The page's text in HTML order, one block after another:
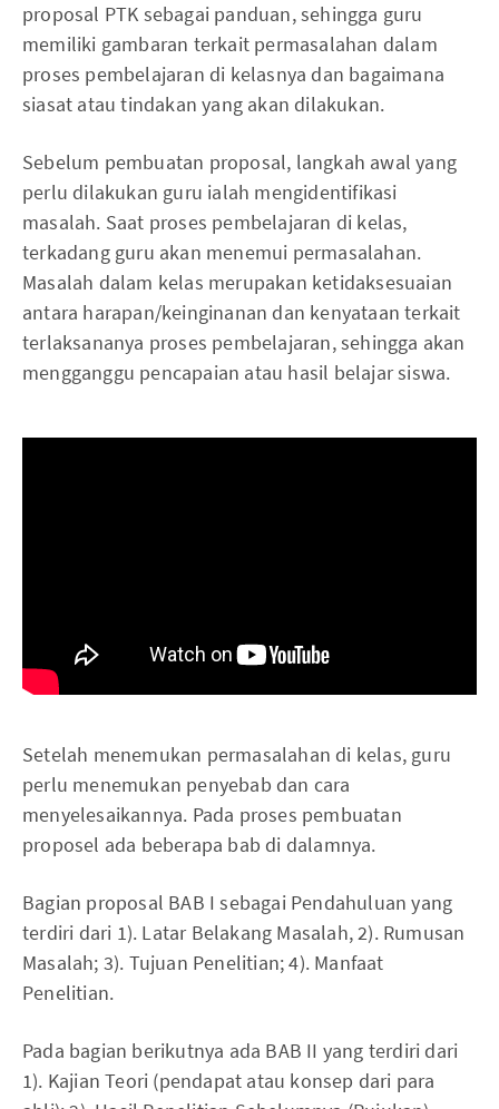
proposal PTK sebagai panduan, sehingga guru
memiliki gambaran terkait permasalahan dalam
proses pembelajaran di kelasnya dan bagaimana
siasat atau tindakan yang akan dilakukan.
Sebelum pembuatan proposal, langkah awal yang
perlu dilakukan guru ialah mengidentifikasi
masalah. Saat proses pembelajaran di kelas,
terkadang guru akan menemui permasalahan.
Masalah dalam kelas merupakan ketidaksesuaian
antara harapan/keinginanan dan kenyataan terkait
terlaksananya proses pembelajaran, sehingga akan
mengganggu pencapaian atau hasil belajar siswa.
Setelah menemukan permasalahan di kelas, guru
perlu menemukan penyebab dan cara
menyelesaikannya. Pada proses pembuatan
proposel ada beberapa bab di dalamnya.
Bagian proposal BAB I sebagai Pendahuluan yang
terdiri dari 1). Latar Belakang Masalah, 2). Rumusan
Masalah; 3). Tujuan Penelitian; 4). Manfaat
Penelitian.
Pada bagian berikutnya ada BAB II yang terdiri dari
1). Kajian Teori (pendapat atau konsep dari para